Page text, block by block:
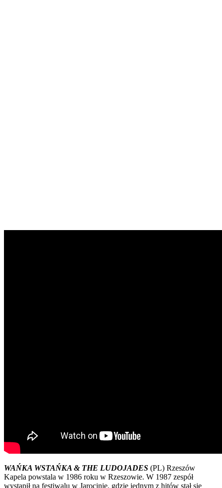
WAŃKA WSTAŃKA & THE LUDOJADES (PL) Rzeszów
Kapela powstala w 1986 roku w Rzeszowie. W 1987 zespół
wystąpił na festiwalu w Jarocinie, gdzie jednym z hitów stał się